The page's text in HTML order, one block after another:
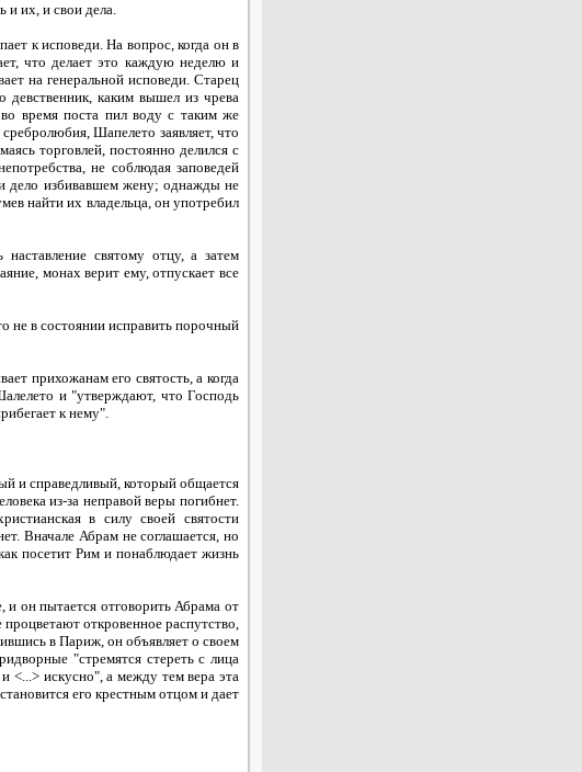
их, и свои дела.
к исповеди. На вопрос, когда он в
что делает это каждую неделю и
на генеральной исповеди. Старец
каким вышел из чрева
время поста пил воду с таким же
Шапелето заявляет, что
торговлей, постоянно делился с
не соблюдая заповедей
и дело избивавшем жену; однажды не
найти их владельца, он употребил
святому отцу, а затем
монах верит ему, отпускает все
не в состоянии исправить порочный
прихожанам его святость, а когда
и "утверждают, что Господь
к нему".
и справедливый, который общается
из-за неправой веры погибнет.
в силу своей святости
Вначале Абрам не соглашается, но
посетит Рим и понаблюдает жизнь
он пытается отговорить Абрама от
откровенное распутство,
в Париж, он объявляет о своем
"стремятся стереть с лица
<...> искусно", а между тем вера эта
его крестным отцом и дает